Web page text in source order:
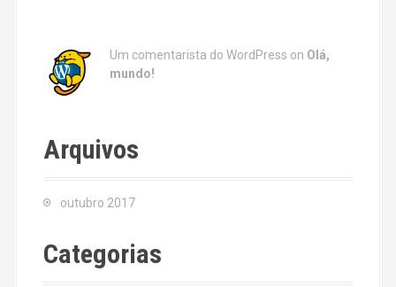
Um comentarista do WordPress on Olá,
mundo!
Arquivos
outubro 2017
Categorias